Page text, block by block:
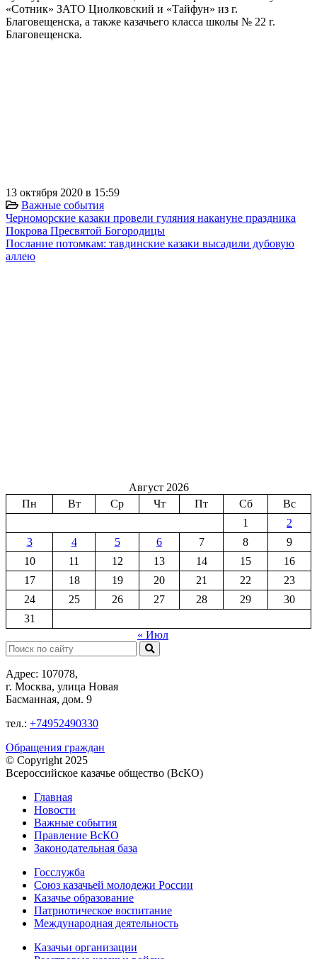
«Сотник» ЗАТО Циолковский и «Тайфун» из г.
Благовещенска, а также казачьего класса школы № 22 г.
Благовещенска.
13 октября 2020 в 15:59
Важные события
Черноморские казаки провели гуляния накануне праздника
Покрова Пресвятой Богородицы
Послание потомкам: тавдинские казаки высадили дубовую
аллею
Август 2026
Пн
Вт Ср Чт Пт Сб
Вс
1
2
3
4 5 6 7 8
9
10
11 12 13 14 15
16
17
18 19 20 21 22
23
24
25 26 27 28 29
30
31
« Июл
Поиск:
Адрес: 107078,
г. Москва, улица Новая
Басманная, дом. 9
тел.: +74952490330
Обращения граждан
© Copyright 2025
Всероссийское казачье общество (ВсКО)
Главная
Новости
Важные события
Правление ВсКО
Законодательная база
Госслужба
Союз казачьей молодежи России
Казачье образование
Патриотическое воспитание
Международная деятельность
Казачьи организации